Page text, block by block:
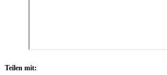
Teilen mit: